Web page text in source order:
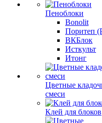
Пеноблоки
Bonolit
Поритеп
ВКБлок
Исткульт
Итонг
Цветные
смеси
Клей для блоков